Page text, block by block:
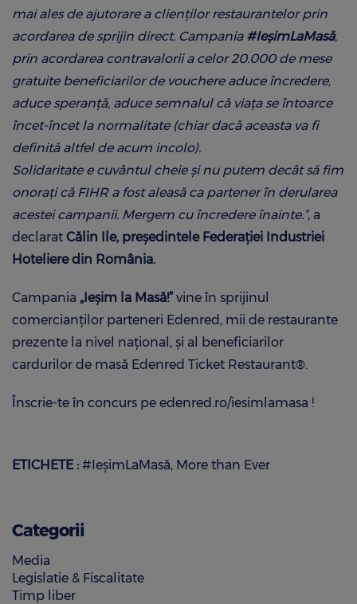
mai ales de ajutorare a clienților restaurantelor prin
acordarea de sprijin direct. Campania #IeșimLaMasă,
prin acordarea contravalorii a celor 20.000 de mese
gratuite beneficiarilor de vouchere aduce încredere,
aduce speranță, aduce semnalul că viața se întoarce
încet-încet la normalitate (chiar dacă aceasta va fi
definită altfel de acum incolo).
Solidaritate e cuvântul cheie și nu putem decât să fim
onorați că FIHR a fost aleasă ca partener în derularea
acestei campanii. Mergem cu încredere înainte.”, a
declarat Călin Ile, președintele Federației Industriei
Hoteliere din România.
Campania „Ieșim la Masă!”vine în sprijinul
comercianților parteneri Edenred, mii de restaurante
prezente la nivel național, și al beneficiarilor
cardurilor de masă Edenred Ticket Restaurant®.
Înscrie-te în concurs pe edenred.ro/iesimlamasa !
ETICHETE : #IeșimLaMasă More than Ever
Categorii
Media
Legislatie & Fiscalitate
Timp liber